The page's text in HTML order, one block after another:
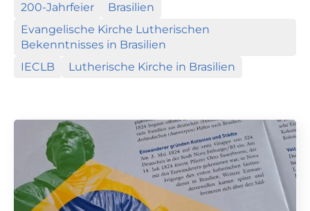
200-Jahrfeier
Brasilien
Evangelische Kirche Lutherischen
Bekenntnisses in Brasilien
IECLB
Lutherische Kirche in Brasilien